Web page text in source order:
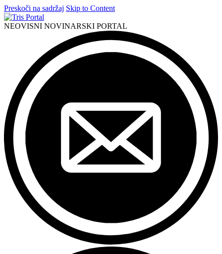
Preskoči na sadržaj Skip to Content
NEOVISNI NOVINARSKI PORTAL